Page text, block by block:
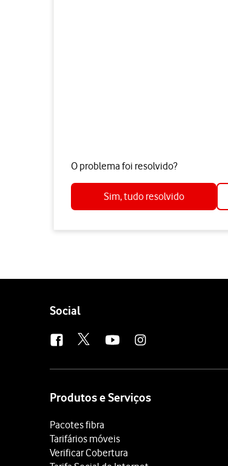
O problema foi resolvido?
Sim, tudo resolvido
Follow
Social
Produtos e Serviços
Pacotes fibra
Tarifários móveis
Verificar Cobertura